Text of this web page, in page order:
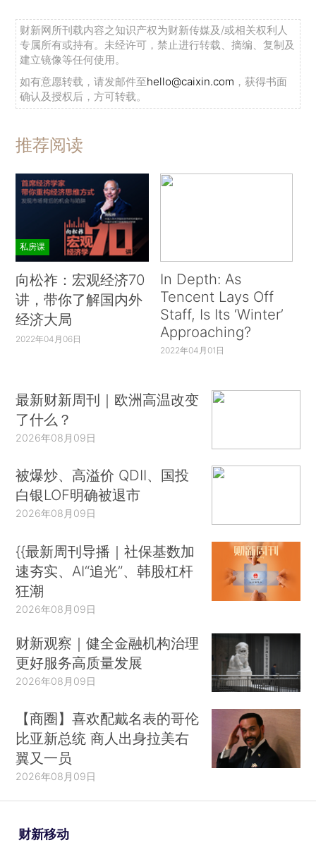
财新网所刊载内容之知识产权为财新传媒及/或相关权利人
专属所有或持有。未经许可，禁止进行转载、摘编、复制及
建立镜像等任何使用。
如有意愿转载，请发邮件至hello@caixin.com ，获得书面
确认及授权后，方可转载。
推荐阅读
私房课
向松祚：宏观经济70
讲，带你了解国内外
经济大局
2022年04月06日
In Depth: As
Tencent Lays Off
Staff, Is Its ‘Winter’
Approaching?
2022年04月01日
最新财新周刊｜欧洲高温改变
了什么？
2026年08月09日
被爆炒、高溢价 QDII、国投
白银LOF明确被退市
2026年08月09日
{{最新周刊导播｜社保基数加
速夯实、AI“追光”、韩股杠杆
狂潮
2026年08月09日
财新观察｜健全金融机构治理
更好服务高质量发展
2026年08月09日
【商圈】喜欢配戴名表的哥伦
比亚新总统 商人出身拉美右
翼又一员
2026年08月09日
财新移动